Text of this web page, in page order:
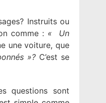
Instruits ou
comme : « Un
une voiture, que
»? C’est se
questions sont